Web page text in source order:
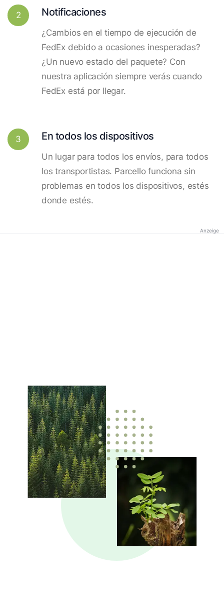
2 Notificaciones
¿Cambios en el tiempo de ejecución de
FedEx debido a ocasiones inesperadas?
¿Un nuevo estado del paquete? Con
nuestra aplicación siempre verás cuando
FedEx está por llegar.
3 En todos los dispositivos
Un lugar para todos los envíos, para todos
los transportistas. Parcello funciona sin
problemas en todos los dispositivos, estés
donde estés.
Anzeige